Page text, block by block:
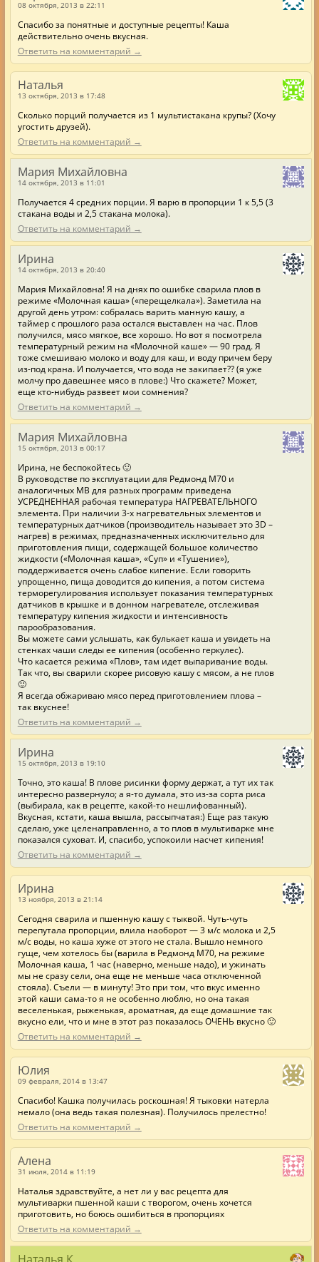
08 октября, 2013 в 22:11
Спасибо за понятные и доступные рецепты! Каша
действительно очень вкусная.
Ответить на комментарий →
Наталья
13 октября, 2013 в 17:48
Сколько порций получается из 1 мультистакана крупы? (Хочу
угостить друзей).
Ответить на комментарий →
Мария Михайловна
14 октября, 2013 в 11:01
Получается 4 средних порции. Я варю в пропорции 1 к 5,5 (3
стакана воды и 2,5 стакана молока).
Ответить на комментарий →
Ирина
14 октября, 2013 в 20:40
Мария Михайловна! Я на днях по ошибке сварила плов в
режиме «Молочная каша» («перещелкала»). Заметила на
другой день утром: собралась варить манную кашу, а
таймер с прошлого раза остался выставлен на час. Плов
получился, мясо мягкое, все хорошо. Но вот я посмотрела
температурный режим на «Молочной каше» — 90 град. Я
тоже смешиваю молоко и воду для каш, и воду причем беру
из-под крана. И получается, что вода не закипает?? (я уже
молчу про давешнее мясо в плове:) Что скажете? Может,
еще кто-нибудь развеет мои сомнения?
Ответить на комментарий →
Мария Михайловна
15 октября, 2013 в 00:17
Ирина, не беспокойтесь 🙂
В руководстве по эксплуатации для Редмонд М70 и
аналогичных МВ для разных программ приведена
УСРЕДНЕННАЯ рабочая температура НАГРЕВАТЕЛЬНОГО
элемента. При наличии 3-х нагревательных элементов и
температурных датчиков (производитель называет это 3D –
нагрев) в режимах, предназначенных исключительно для
приготовления пищи, содержащей большое количество
жидкости («Молочная каша», «Суп» и «Тушение»),
поддерживается очень слабое кипение. Если говорить
упрощенно, пища доводится до кипения, а потом система
терморегулирования использует показания температурных
датчиков в крышке и в донном нагревателе, отслеживая
температуру кипения жидкости и интенсивность
парообразования.
Вы можете сами услышать, как булькает каша и увидеть на
стенках чаши следы ее кипения (особенно геркулес).
Что касается режима «Плов», там идет выпаривание воды.
Так что, вы сварили скорее рисовую кашу с мясом, а не плов
🙂
Я всегда обжариваю мясо перед приготовлением плова –
так вкуснее!
Ответить на комментарий →
Ирина
15 октября, 2013 в 19:10
Точно, это каша! В плове рисинки форму держат, а тут их так
интересно развернуло; а я-то думала, это из-за сорта риса
(выбирала, как в рецепте, какой-то нешлифованный).
Вкусная, кстати, каша вышла, рассыпчатая:) Еще раз такую
сделаю, уже целенаправленно, а то плов в мультиварке мне
показался суховат. И, спасибо, успокоили насчет кипения!
Ответить на комментарий →
Ирина
13 ноября, 2013 в 21:14
Сегодня сварила и пшенную кашу с тыквой. Чуть-чуть
перепутала пропорции, влила наоборот — 3 м/с молока и 2,5
м/с воды, но каша хуже от этого не стала. Вышло немного
гуще, чем хотелось бы (варила в Редмонд М70, на режиме
Молочная каша, 1 час (наверно, меньше надо), и ужинать
мы не сразу сели, она еще не меньше часа отключенной
стояла). Съели — в минуту! Это при том, что вкус именно
этой каши сама-то я не особенно люблю, но она такая
веселенькая, рыженькая, ароматная, да еще домашние так
вкусно ели, что и мне в этот раз показалось ОЧЕНЬ вкусно 🙂
Ответить на комментарий →
Юлия
09 февраля, 2014 в 13:47
Спасибо! Кашка получилась роскошная! Я тыковки натерла
немало (она ведь такая полезная). Получилось прелестно!
Ответить на комментарий →
Алена
31 июля, 2014 в 11:19
Наталья здравствуйте, а нет ли у вас рецепта для
мультиварки пшенной каши с творогом, очень хочется
приготовить, но боюсь ошибиться в пропорциях
Ответить на комментарий →